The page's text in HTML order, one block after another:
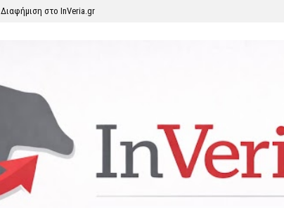
Διαφήμιση στο InVeria.gr